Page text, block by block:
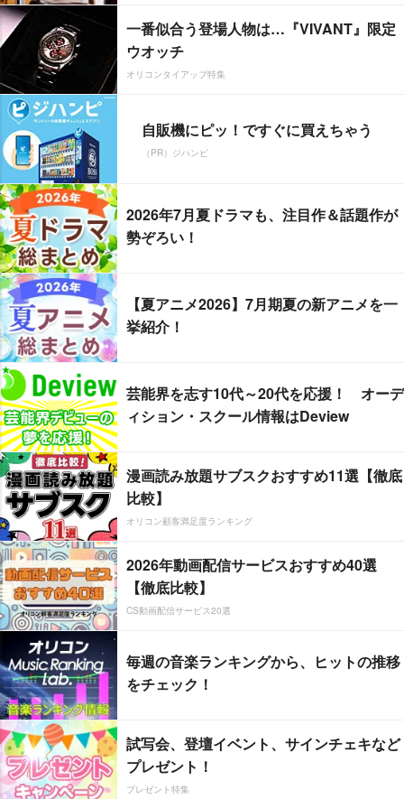
一番似合う登場人物は…『VIVANT』限定
ウオッチ
オリコンタイアップ特集
自販機にピッ！ですぐに買えちゃう
（PR）ジハンピ
2026年7月夏ドラマも、注目作＆話題作が
勢ぞろい！
【夏アニメ2026】7月期夏の新アニメを一
挙紹介！
芸能界を志す10代～20代を応援！ オーデ
ィション・スクール情報はDeview
漫画読み放題サブスクおすすめ11選【徹底
比較】
オリコン顧客満足度ランキング
2026年動画配信サービスおすすめ40選
【徹底比較】
CS動画配信サービス20選
毎週の音楽ランキングから、ヒットの推移
をチェック！
試写会、登壇イベント、サインチェキなど
プレゼント！
プレゼント特集